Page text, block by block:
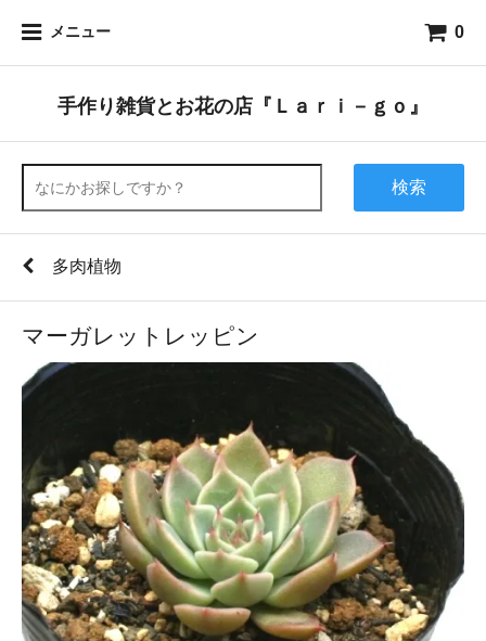
メニュー 0
手作り雑貨とお花の店『Ｌａｒｉ－ｇｏ』
検索
多肉植物
マーガレットレッピン